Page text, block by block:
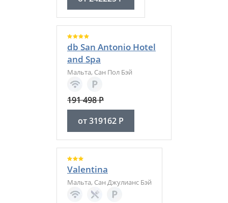
db San Antonio Hotel
and Spa
Мальта, Сан Пол Бэй
191 498Р
от319162 Р
Valentina
Мальта, Сан Джулианс Бэй